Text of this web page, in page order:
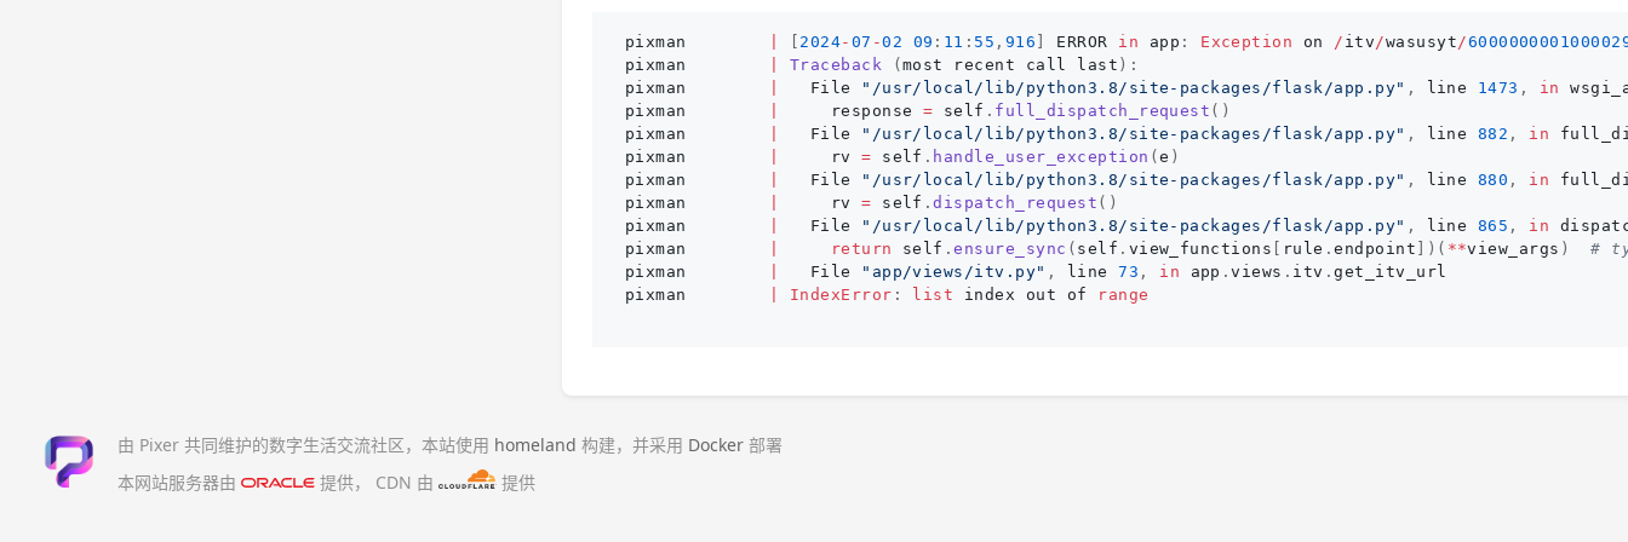
pixman 2024- 07 -02 09 : 11 : 55 , 916 ERROR in app : Exception on / itv /wasusyt /
pixman
Traceback ( most recent call last ):
pixman
File " /usr/local/lib/python3.8/site-packages/flask/app.py" , line 1473 , in
pixman
response = self . full_dispatch_request ()
pixman
File " /usr/local/lib/python3.8/site-packages/flask/app.py" , line 882 , in
pixman
rv = self . handle_user_exception (e )
pixman
File " /usr/local/lib/python3.8/site-packages/flask/app.py" , line 880 , in
pixman
rv = self .dispatch_request ()
pixman
File " /usr/local/lib/python3.8/site-packages/flask/app.py" , line 865 , in
pixman
return self .ensure_sync ( self . view_functions rule .endpoint ])( **view_args )
pixman
File " app/views/itv.py" , line 73 , in app .views . itv .get_itv_url
pixman
IndexError : list index out of range
由 Pixer 共同维护的数字生活交流社区，本站使用 homeland 构建，并采用 Docker 部署
本网站服务器由
提供， CDN 由 提供